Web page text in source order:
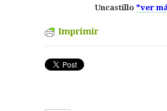
Uncastillo *ver
Imprimir